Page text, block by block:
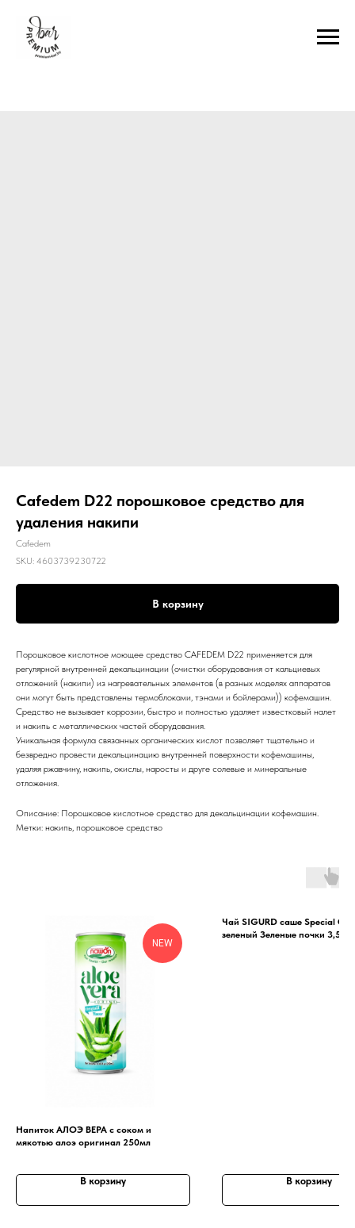
Cafedem D22 порошковое средство для
удаления накипи
Cafedem
SKU: 4603739230722
В корзину
Порошковое кислотное моющее средство CAFEDEM D22 применяется для
регулярной внутренней декальцинации (очистки оборудования от кальциевых
отложений (накипи) из нагревательных элементов (в разных моделях аппаратов
они могут быть представлены термоблоками, тэнами и бойлерами)) кофемашин.
Средство не вызывает коррозии, быстро и полностью удаляет известковый налет
и накипь с металлических частей оборудования.
Уникальная формула связанных органических кислот позволяет тщательно и
безвредно провести декальцинацию внутренней поверхности кофемашины,
удаляя ржавчину, накипь, окислы, наросты и друге солевые и минеральные
отложения.
Описание: Порошковое кислотное средство для декальцинации кофемашин.
Метки: накипь, порошковое средство
NEW
Напиток АЛОЭ ВЕРА с соком и
мякотью алоэ оригинал 250мл
В корзину
Чай SIGURD саше Special
зеленый Зеленые почки
В корзину